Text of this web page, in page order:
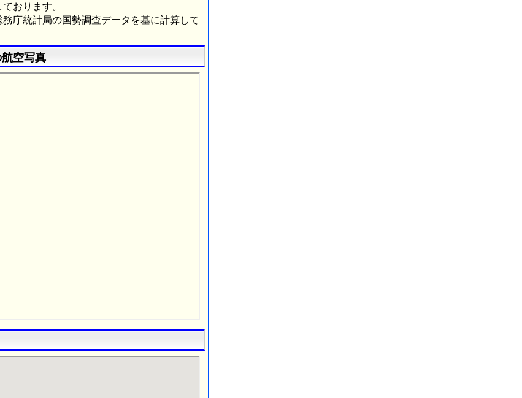
おります。
庁統計局の国勢調査データを基に計算して
空写真